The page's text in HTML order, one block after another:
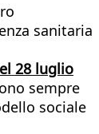
sanitaria
28 luglio
sempre
sociale